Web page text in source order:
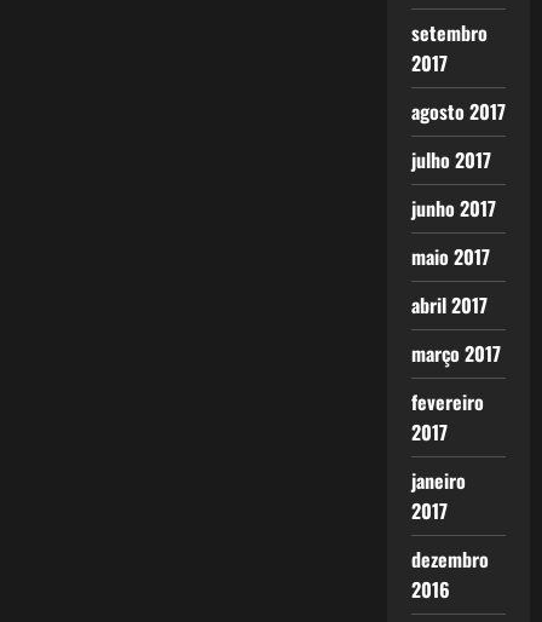
setembro
2017
agosto 2017
julho 2017
junho 2017
maio 2017
abril 2017
março 2017
fevereiro
2017
janeiro
2017
dezembro
2016